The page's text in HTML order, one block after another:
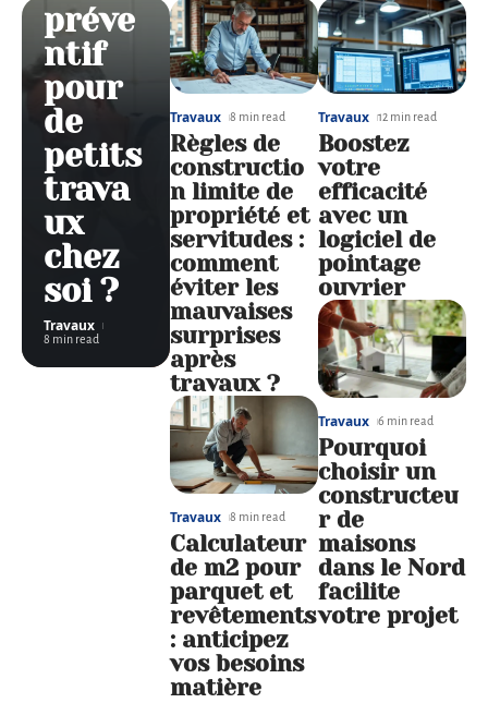
préve
ntif
pour
de
petits
trava
ux
chez
soi ?
Travaux
8 min read
Travaux 8 min read
Règles de
constructio
n limite de
propriété et
servitudes :
comment
éviter les
mauvaises
surprises
après
travaux ?
Travaux 8 min read
Calculateur
de m2 pour
parquet et
revêtements
: anticipez
vos besoins
matière
Travaux 12 min read
Boostez
votre
efficacité
avec un
logiciel de
pointage
ouvrier
Travaux 6 min read
Pourquoi
choisir un
constructeu
r de
maisons
dans le Nord
facilite
votre projet